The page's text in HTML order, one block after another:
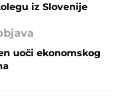
iz Slovenije
uoči ekonomskog